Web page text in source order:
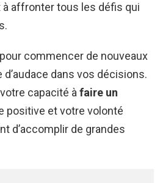
à affronter tous les défis qui
commencer de nouveaux
dans vos décisions.
capacité àfaire un
positive et votre volonté
d’accomplir de grandes